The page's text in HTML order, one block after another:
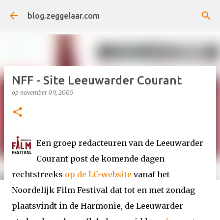
Doorgaan naar hoofdcontent
blog.zeggelaar.com
NFF - Site Leeuwarder Courant
op november 09, 2005
Een groep redacteuren van de Leeuwarder
Courant post de komende dagen
rechtstreeks op de LC-website vanaf het
Noordelijk Film Festival dat tot en met zondag
plaatsvindt in de Harmonie, de Leeuwarder